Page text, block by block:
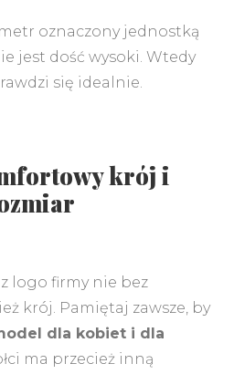
oznaczony jednostką
jest dość wysoki. Wtedy
się idealnie.
krój i
logo firmy nie bez
krój. Pamiętaj zawsze, by
dla kobiet i dla
ma przecież inną